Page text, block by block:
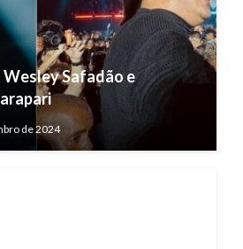
Safadão e
de 2024